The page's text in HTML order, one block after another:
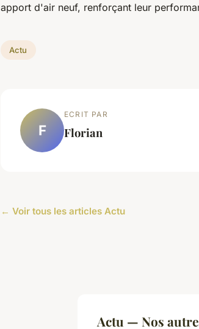
apport d'air neuf, renforçant leur
Actu
F
ECRIT PAR
Florian
← Voir tous les articles Actu
Actu — Nos